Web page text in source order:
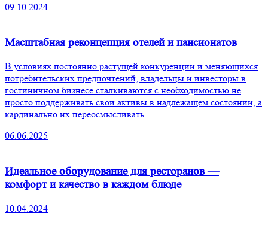
09.10.2024
Масштабная реконцепция отелей и пансионатов
В условиях постоянно растущей конкуренции и меняющихся
потребительских предпочтений, владельцы и инвесторы в
гостиничном бизнесе сталкиваются с необходимостью не
просто поддерживать свои активы в надлежащем состоянии, а
кардинально их переосмысливать.
06.06.2025
Идеальное оборудование для ресторанов —
комфорт и качество в каждом блюде
10.04.2024